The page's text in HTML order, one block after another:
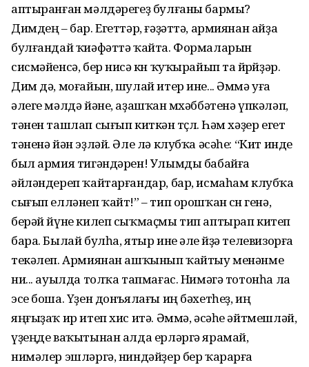
аптыранған мәлдәрегеҙ булғаны бармы?
Димдең – бар. Егеттәр, ғәҙәттә, армиянан айҙа
булғандай ҡиәфәттә ҡайта. Формаларын
сисмәйенсә, бер нисә көн ҡуҡырайып та йөрөйҙәр.
Дим дә, моғайын, шулай итер ине... Әммә уға
әлеге мәлдә йәне, аҙашҡан мөхәббәтенә үпкәләп,
тәнен ташлап сығып киткән төҫлө. Һәм хәҙер егет
тәненә йән эҙләй. Әле лә клубҡа әсәһе: “Кит инде
был армия тигәндәрен! Улымды бабайға
әйләндереп ҡайтарғандар, бар, исмаһам клубҡа
сығып елләнеп ҡайт!” – тип орошҡан өсөн генә,
берәй йүне килеп сыҡмаҫмы тип аптырап китеп
бара. Былай булһа, ятыр ине әле өйҙә телевизорға
текәлеп. Армиянан ашҡынып ҡайтыу менәнме
ни... ауылда толҡа тапмағас. Нимәгә тотонһа ла
эсе боша. Үҙен донъялағы иң бәхетһеҙ, иң
яңғыҙаҡ ир итеп хис итә. Әммә, әсәһе әйтмешләй,
үҙеңде ваҡытынан алда ерләргә ярамай,
нимәлер эшләргә, ниндәйҙер бер ҡарарға